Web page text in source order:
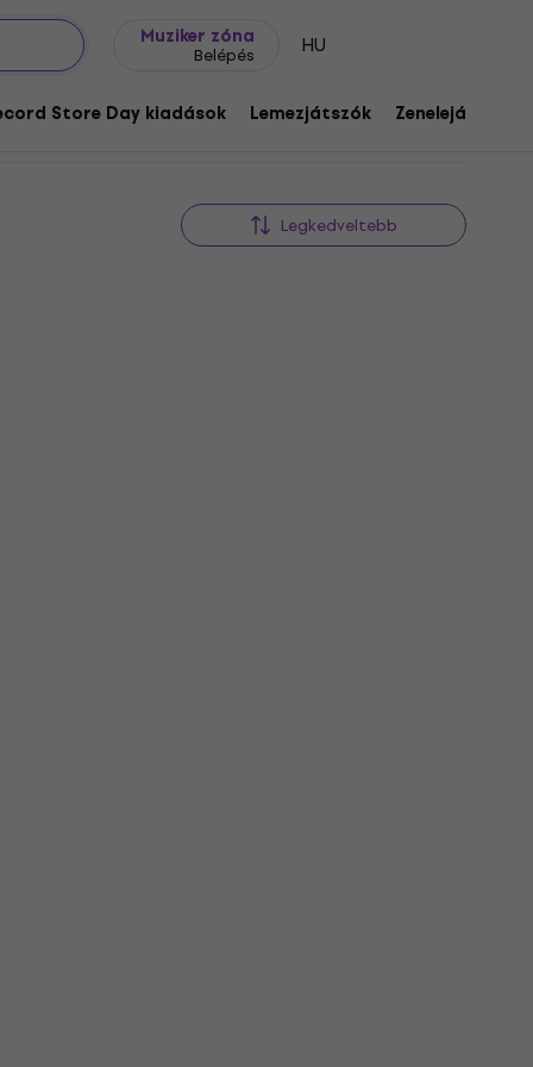
Muziker zóna
Belépés HU
Store Day kiadások Lemezjátszók Zenelejátszók
Legkedveltebb